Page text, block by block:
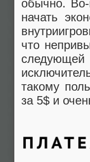
обычно.
начать
что
следующей
такому
за 5$ и